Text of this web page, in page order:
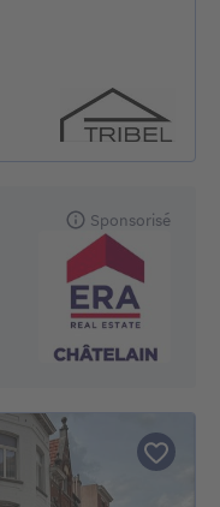
Sponsorisé